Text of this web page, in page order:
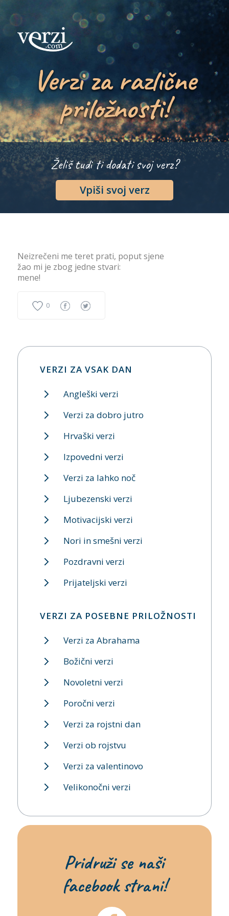
Verzi za različne
priložnosti!
Želiš tudi ti dodati svoj verz?
Vpiši svoj verz
Neizrečeni me teret prati, poput sjene
žao mi je zbog jedne stvari:
mene!
0
VERZI ZA VSAK DAN
Angleški verzi
Verzi za dobro jutro
Hrvaški verzi
Izpovedni verzi
Verzi za lahko noč
Ljubezenski verzi
Motivacijski verzi
Nori in smešni verzi
Pozdravni verzi
Prijateljski verzi
VERZI ZA POSEBNE PRILOŽNOSTI
Verzi za Abrahama
Božični verzi
Novoletni verzi
Poročni verzi
Verzi za rojstni dan
Verzi ob rojstvu
Verzi za valentinovo
Velikonočni verzi
Pridruži se naši
facebook strani!